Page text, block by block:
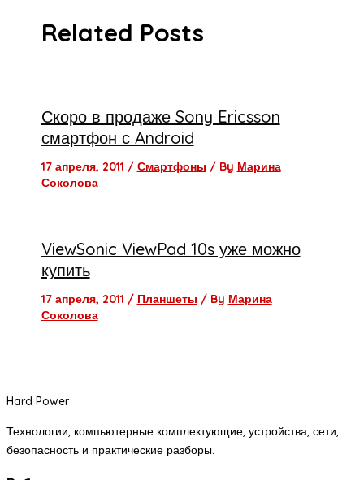
Related Posts
Скоро в продаже Sony Ericsson
смартфон с Android
17 апреля, 2011 / Смартфоны / By Марина
Соколова
ViewSonic ViewPad 10s уже можно
купить
17 апреля, 2011 / Планшеты / By Марина
Соколова
Hard Power
Технологии, компьютерные комплектующие, устройства, сети,
безопасность и практические разборы.